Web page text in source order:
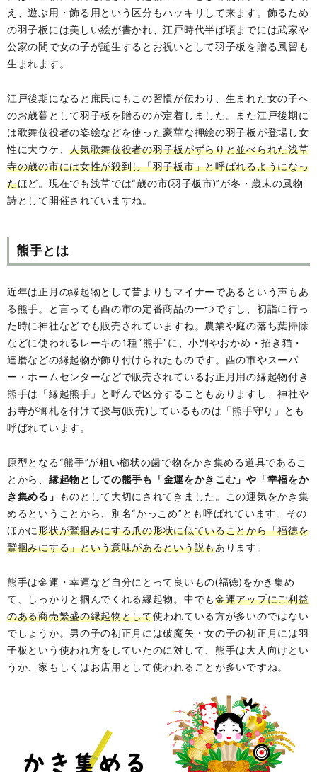
え、遊ぶ用・飾る用という区分もハッキリして来ます。飾るため
の羽子板には美しい絵が書かれ、江戸時代半ば頃までには武家や
公家の間で女の子が誕生するとお祝いとして羽子板を贈る風習も
生まれます。
江戸後期になると庶民にもこの習慣が伝わり、生まれた女の子へ
のお歳暮として羽子板を贈るのが定着しました。また江戸後期に
は歌舞伎役者の姿絵などを使った豪華な押絵の羽子板が登場し女
性に大ウケ、人気歌舞伎役者の羽子板がずらりと並べられた浅草
寺の歳の市には女性が殺到し「羽子板市」と呼ばれるようになっ
たほど。現在でも浅草では“歳の市(羽子板市)”が冬・歳末の風物
詩として開催されていますね。
熊手とは
近年は正月の縁起物として昔よりもマイナーであるという声もあ
る熊手。と言っても酉の市の定番商品の一つですし、初詣に行っ
た時に神社などでも販売されていますね。農業や庭の落ち葉掃除
などに使われるレーキの1種“熊手”に、小判やおかめ・招き猫・
達磨などの縁起物が飾り付けられたものです。酉の市やスーパ
ー・ホームセンターなどで販売されているお正月用の縁起物付き
熊手は「縁起熊手」と呼んで区分することもありますし、神社や
お寺が御札を付けて授与(販売)しているものは「熊手守り」とも
呼ばれています。
原型となる“熊手”が粗い櫛状の歯で物をかき集める道具であるこ
とから、 縁起物としての熊手も「金運をかきこむ」や「幸福をか
き集める」 ものとして大切にされてきました。この運気をかき集
めるということから、別名“かっこめ”とも呼ばれています。その
ほかに形状が鷲掴みにする爪の形状に似ていることから「福徳を
鷲掴みにする」という意味があるという説もあります。
熊手は金運・幸運など自分にとって良いもの(福徳)をかき集め
て、しっかりと掴んでくれる縁起物。中でも金運アップにご利益
のある商売繁盛の縁起物として使われている方が多いのではない
でしょうか。男の子の初正月には破魔矢・女の子の初正月には羽
子板という使われ方をしていたのに対して、熊手は大人向けとい
うか、家もしくはお店用として使われることが多いですね。